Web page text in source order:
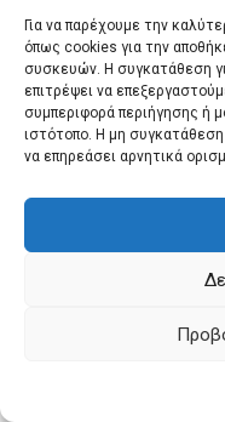
Για να παρέχουμε την
όπως cookies για την
συσκευών. Η συγκατάθεση
επιτρέψει να
συμπεριφορά περιήγησης ή
ιστότοπο. Η μη
να επηρεάσει αρνητικά
υποστήριζα,
ότι αυτό δεν είναι
μπορείς να
συγκροτήσεις έναν
ανθρώπους που
πατριώτες
συνυπάρξουν με
περισσότερο σε
αποτελέσματα που